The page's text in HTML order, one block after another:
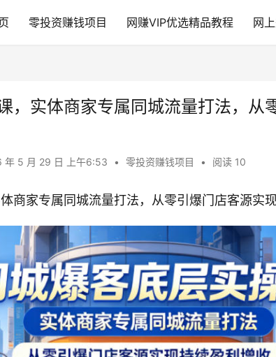
零投资赚钱项目 网赚VIP优选精品教程 网
，实体商家专属同城流量打法，从
年 5 月 29 日 上午6:53 • 零投资赚钱项目 • 阅读 10
商家专属同城流量打法，从零引爆门店客源实